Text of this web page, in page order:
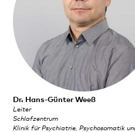
Dr. Hans-Günter Weeß
Leiter
Schlafzentrum
Klinik für Psychiatrie, Psychosomatik